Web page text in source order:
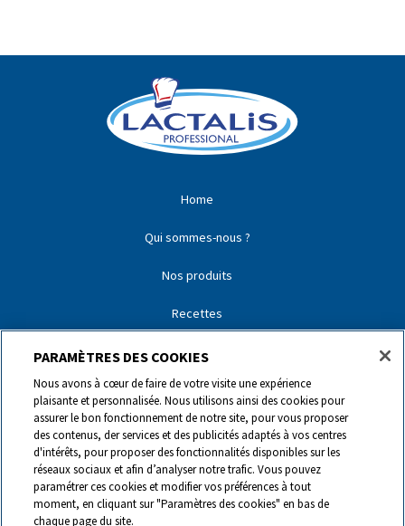
Home
Qui sommes-nous ?
Nos produits
Recettes
Nos partenaires
Nos marques
Contact
0844 440 440
PARAMÈTRES DES COOKIES
Nous avons à cœur de faire de votre visite une expérience
plaisante et personnalisée. Nous utilisons ainsi des cookies pour
assurer le bon fonctionnement de notre site, pour vous proposer
des contenus, der services et des publicités adaptés à vos centres
d'intérêts, pour proposer des fonctionnalités disponibles sur les
réseaux sociaux et afin d’analyser notre trafic. Vous pouvez
paramétrer ces cookies et modifier vos préférences à tout
moment, en cliquant sur "Paramètres des cookies" en bas de
chaque page du site.